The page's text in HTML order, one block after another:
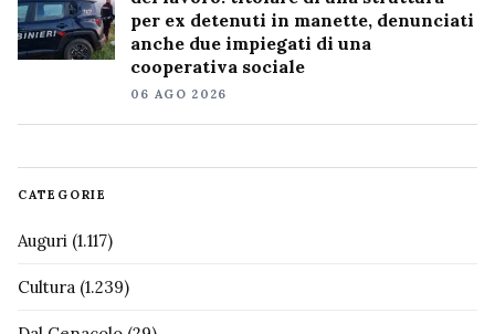
per ex detenuti in manette, denunciati
anche due impiegati di una
cooperativa sociale
06 AGO 2026
CATEGORIE
Auguri (1.117)
Cultura (1.239)